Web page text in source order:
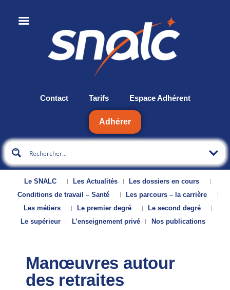
Contact Tarifs Espace Adhérent
Adhérer
Le SNALC Les Actualités
Les dossiers en cours
Conditions de travail – Santé
Les parcours – la carrière
Les métiers
Le premier degré
Le second degré
Le supérieur
L’enseignement privé Nos publications
Manœuvres autour
des retraites